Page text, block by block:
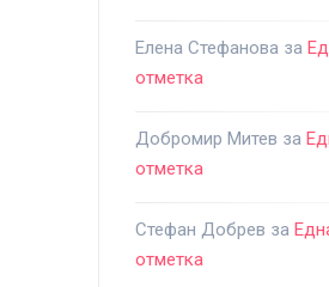
Елена Стефанова за
отметка
Добромир Митев за
отметка
Стефан Добрев за
отметка